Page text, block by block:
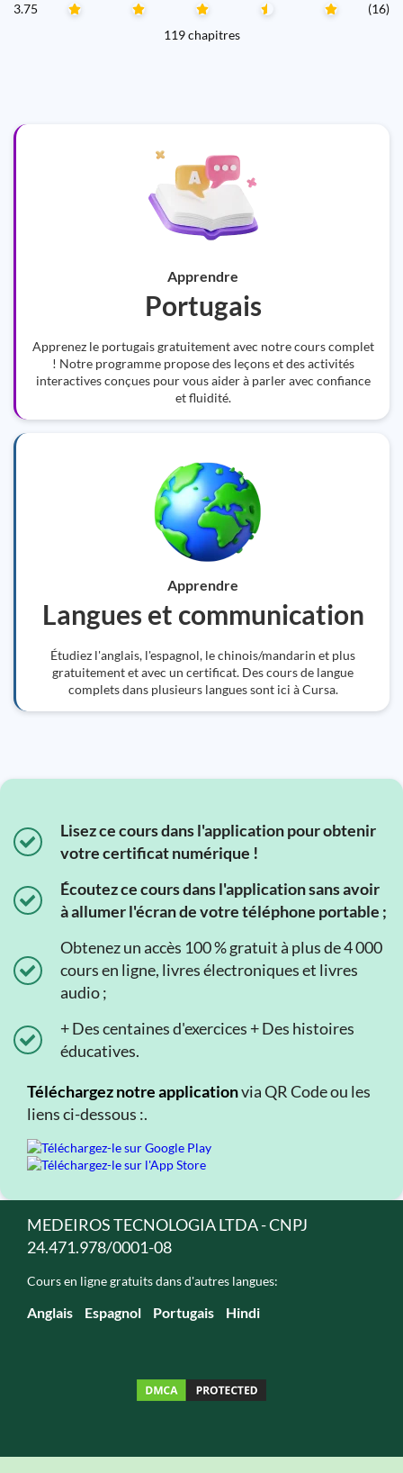
3.75
(16)
119 chapitres
Apprendre
Portugais
Apprenez le portugais gratuitement avec notre cours complet
! Notre programme propose des leçons et des activités
interactives conçues pour vous aider à parler avec confiance
et fluidité.
Apprendre
Langues et communication
Étudiez l'anglais, l'espagnol, le chinois/mandarin et plus
gratuitement et avec un certificat. Des cours de langue
complets dans plusieurs langues sont ici à Cursa.
Lisez ce cours dans l'application pour obtenir
votre certificat numérique !
Écoutez ce cours dans l'application sans avoir
à allumer l'écran de votre téléphone portable ;
Obtenez un accès 100 % gratuit à plus de 4 000
cours en ligne, livres électroniques et livres
audio ;
+ Des centaines d'exercices + Des histoires
éducatives.
Téléchargez notre applicationvia QR Code ou les
liens ci-dessous :.
MEDEIROS TECNOLOGIA LTDA - CNPJ
24.471.978/0001-08
Cours en ligne gratuits dans d'autres langues:
Anglais Espagnol Portugais Hindi